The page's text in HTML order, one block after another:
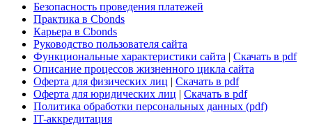
Безопасность проведения платежей
Практика в Cbonds
Карьера в Cbonds
Руководство пользователя сайта
Функциональные характеристики сайта | Скачать в pdf
Описание процессов жизненного цикла сайта
Оферта для физических лиц | Скачать в pdf
Оферта для юридических лиц | Скачать в pdf
Политика обработки персональных данных (pdf)
IT-аккредитация